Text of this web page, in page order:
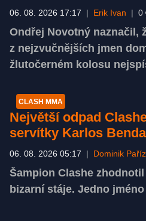
06. 08. 2026 17:17 | Erik Ivan | 0
Ondřej Novotný naznačil,
z nejzvučnějších jmen
žlutočerném kolosu
CLASH MMA
Největší odpad
servítky Karlos Benda
06. 08. 2026 05:17 | Dominik
Šampion Clashe
bizarní stáje. Jedno